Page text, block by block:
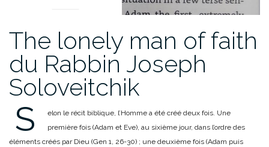
The lonely man of faith
du Rabbin Joseph
Soloveitchik
S
elon le récit biblique, l’Homme a été créé deux fois. Une
première fois (Adam et Eve), au sixième jour, dans l’ordre des
éléments créés par Dieu (Gen 1, 26-30) ; une deuxième fois (Adam puis